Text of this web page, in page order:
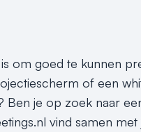
om goed te kunnen
of een
je op zoek naar
vind samen